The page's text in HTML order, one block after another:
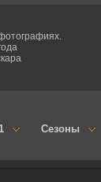
Сезоны